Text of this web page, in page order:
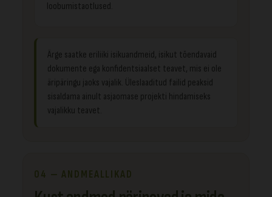
loobumistaotlused.
Ärge saatke eriliiki isikuandmeid, isikut tõendavaid
dokumente ega konfidentsiaalset teavet, mis ei ole
äripäringu jaoks vajalik. Üleslaaditud failid peaksid
sisaldama ainult asjaomase projekti hindamiseks
vajalikku teavet.
04 — ANDMEALLIKAD